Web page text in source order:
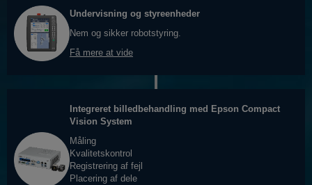
Undervisning og styreenheder
Nem og sikker robotstyring.
Få mere at vide
Integreret billedbehandling med Epson Compact
Vision System
Måling
Kvalitetskontrol
Registrering af fejl
Placering af dele